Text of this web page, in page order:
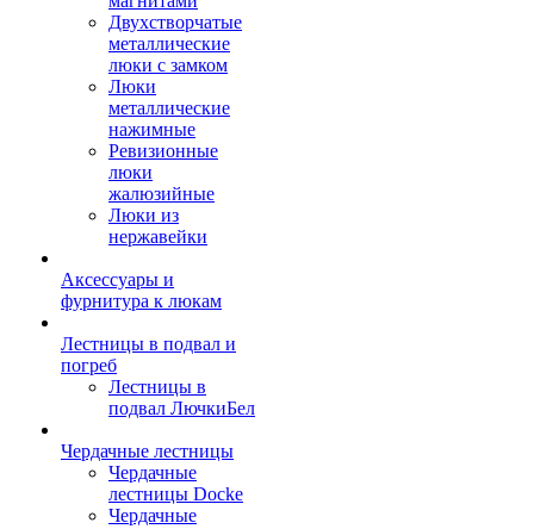
Двухстворчатые
металлические
люки с замком
Люки
металлические
нажимные
Ревизионные
люки
жалюзийные
Люки из
нержавейки
Аксессуары и
фурнитура к люкам
Лестницы в подвал и
погреб
Лестницы в
подвал ЛючкиБел
Чердачные лестницы
Чердачные
лестницы Docke
Чердачные